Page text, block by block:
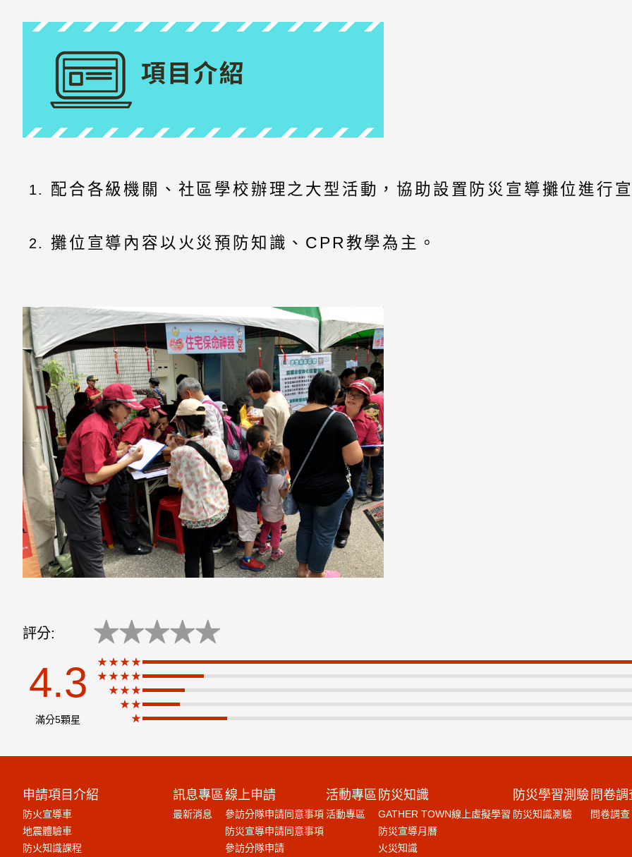
配合各級機關、社區學校辦理之大型活動，協助設置防災宣導攤位進行
攤位宣導內容以火災預防知識、CPR教學為主。
評分: ★★★★★
4.3
滿分5顆星
★★★★
★
★★★★
★★★
★★
★
申請項目介紹
防火宣導車
地震體驗車
防火知識課程
訊息專區
最新消息
線上申請
參訪分隊申請同意事項
防災宣導申請同意事項
參訪分隊申請
活動專區
活動專區
防災知識
GATHER TOWN線上虛擬學習
防災宣導月曆
火災知識
防災學習測驗
防災知識測驗
問卷調
問卷調查